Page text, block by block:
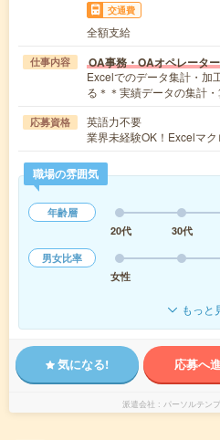
交通費
全額支給
仕事内容 OA事務・OAオペレーター
Excelでのデータ集計・加
る＊＊実績データの集計
応募資格
英語力不要
業界未経験OK！Excelマ
職場の雰囲気
年齢層
20代
30代
男女比率
女性
もっと
気になる! 応募へ
派遣会社 パーソルテン